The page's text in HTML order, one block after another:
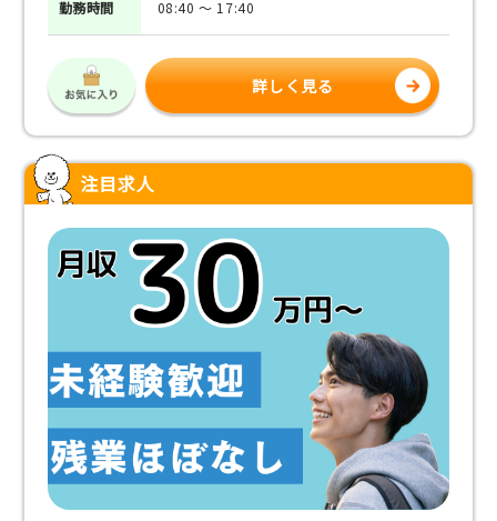
勤務時間 08:40 ～ 17:40
詳しく見る
注目求人